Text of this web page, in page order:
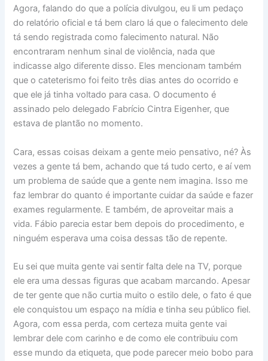
Agora, falando do que a polícia divulgou, eu li um pedaço
do relatório oficial e tá bem claro lá que o falecimento dele
tá sendo registrada como falecimento natural. Não
encontraram nenhum sinal de violência, nada que
indicasse algo diferente disso. Eles mencionam também
que o cateterismo foi feito três dias antes do ocorrido e
que ele já tinha voltado para casa. O documento é
assinado pelo delegado Fabrício Cintra Eigenher, que
estava de plantão no momento.
Cara, essas coisas deixam a gente meio pensativo, né? Às
vezes a gente tá bem, achando que tá tudo certo, e aí vem
um problema de saúde que a gente nem imagina. Isso me
faz lembrar do quanto é importante cuidar da saúde e fazer
exames regularmente. E também, de aproveitar mais a
vida. Fábio parecia estar bem depois do procedimento, e
ninguém esperava uma coisa dessas tão de repente.
Eu sei que muita gente vai sentir falta dele na TV, porque
ele era uma dessas figuras que acabam marcando. Apesar
de ter gente que não curtia muito o estilo dele, o fato é que
ele conquistou um espaço na mídia e tinha seu público fiel.
Agora, com essa perda, com certeza muita gente vai
lembrar dele com carinho e de como ele contribuiu com
esse mundo da etiqueta, que pode parecer meio bobo para